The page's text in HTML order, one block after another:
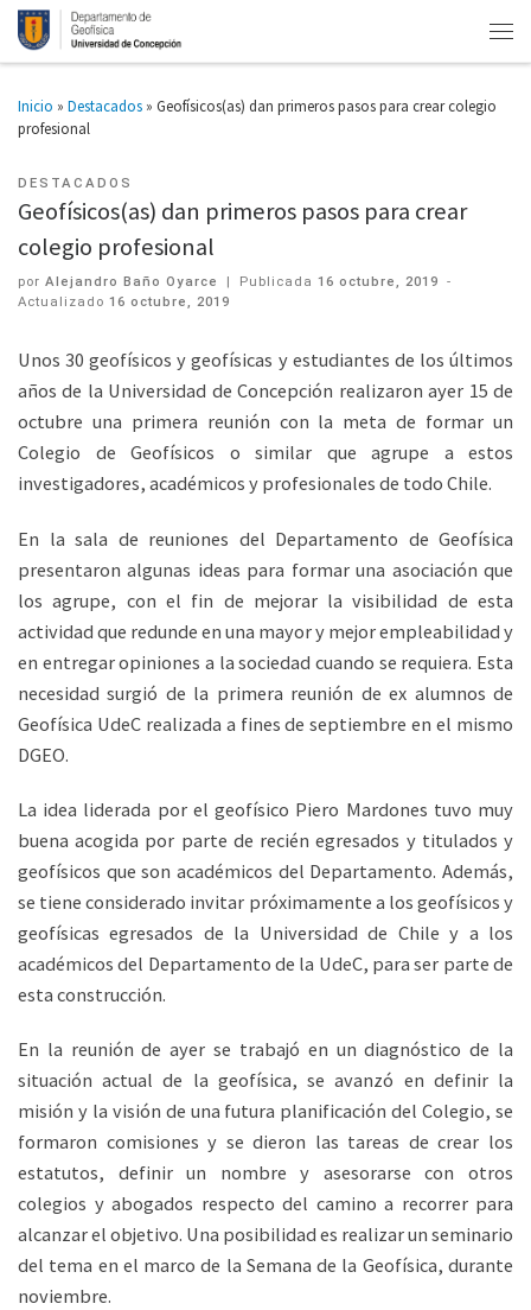
Inicio » Destacados » Geofísicos(as) dan primeros pasos para crear colegio
profesional
DESTACADOS
Geofísicos(as) dan primeros pasos para crear
colegio profesional
por Alejandro Baño Oyarce | Publicada16 octubre, 2019 -
Actualizado 16 octubre, 2019
Unos 30 geofísicos y geofísicas y estudiantes de los últimos
años de la Universidad de Concepción realizaron ayer 15 de
octubre una primera reunión con la meta de formar un
Colegio de Geofísicos o similar que agrupe a estos
investigadores, académicos y profesionales de todo Chile.
En la sala de reuniones del Departamento de Geofísica
presentaron algunas ideas para formar una asociación que
los agrupe, con el fin de mejorar la visibilidad de esta
actividad que redunde en una mayor y mejor empleabilidad y
en entregar opiniones a la sociedad cuando se requiera. Esta
necesidad surgió de la primera reunión de ex alumnos de
Geofísica UdeC realizada a fines de septiembre en el mismo
DGEO.
La idea liderada por el geofísico Piero Mardones tuvo muy
buena acogida por parte de recién egresados y titulados y
geofísicos que son académicos del Departamento. Además,
se tiene considerado invitar próximamente a los geofísicos y
geofísicas egresados de la Universidad de Chile y a los
académicos del Departamento de la UdeC, para ser parte de
esta construcción.
En la reunión de ayer se trabajó en un diagnóstico de la
situación actual de la geofísica, se avanzó en definir la
misión y la visión de una futura planificación del Colegio, se
formaron comisiones y se dieron las tareas de crear los
estatutos, definir un nombre y asesorarse con otros
colegios y abogados respecto del camino a recorrer para
alcanzar el objetivo. Una posibilidad es realizar un seminario
del tema en el marco de la Semana de la Geofísica, durante
noviembre.